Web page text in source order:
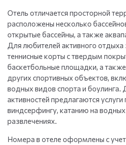
Отель отличается просторной
расположены несколько
открытые бассейны, а также
Для любителей активного
теннисные корты с твердым
баскетбольные площадки, а
других спортивных объектов,
водных видов спорта и
активностей предлагаются услуги
виндсерфингу, катанию на
развлечениях.
Номера в отеле оформлены с